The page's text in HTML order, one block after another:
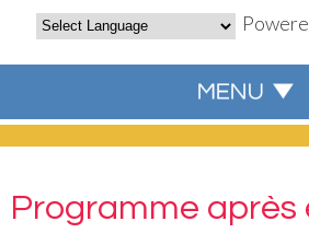
Programme après